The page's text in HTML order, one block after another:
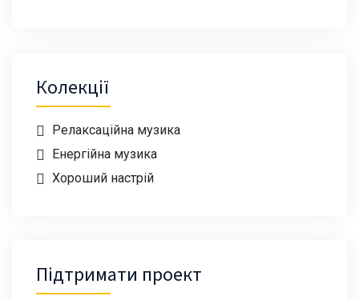
Колекції
Релаксаційна музика
Енергійна музика
Хороший настрій
Підтримати проект